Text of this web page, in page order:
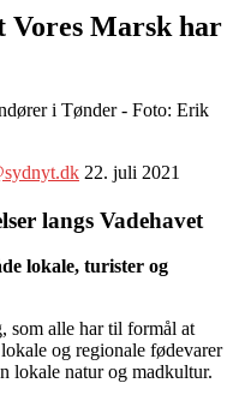
Vores Marsk har
i Tønder - Foto: Erik
22. juli 2021
langs Vadehavet
lokale, turister og
som alle har til formål at
og regionale fødevarer
lokale natur og madkultur.